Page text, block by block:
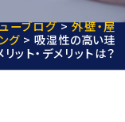
ーブログ>外壁・屋
グ > 吸湿性の高い珪
ット・デメリットは？